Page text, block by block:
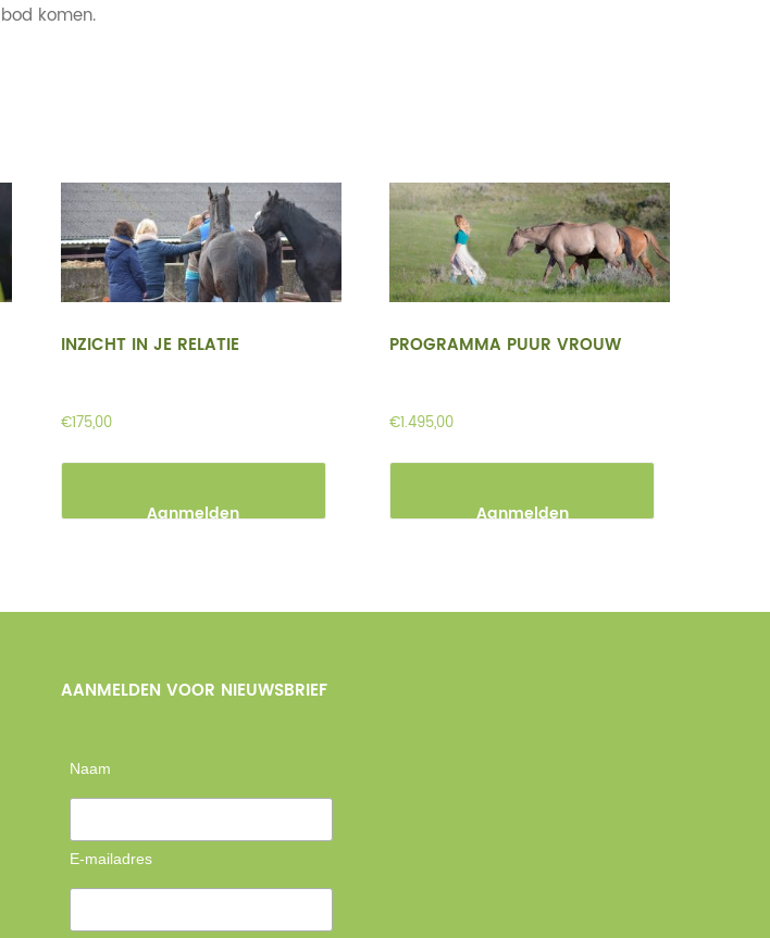
komen.
INZICHT IN JE RELATIE
€175,00
Aanmelden
PROGRAMMA PUUR VROUW
€1.495,00
Aanmelden
AANMELDEN VOOR NIEUWSBRIEF
Naam
E-mailadres